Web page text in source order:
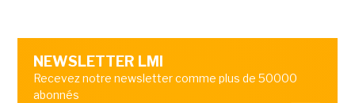
NEWSLETTER LMI
Recevez notre newsletter comme plus de 50000
abonnés